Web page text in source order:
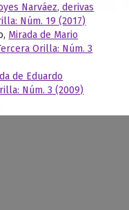
Narváez, derivas
Núm. 19 (2017)
Mirada de Mario
Orilla: Núm. 3
de Eduardo
Núm. 3 (2009)